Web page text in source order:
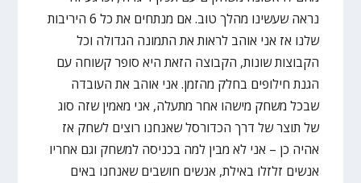
נראה שעשינו מהלך טוב. אם מנתחים את כל 6 היריבות
שלנו אז אני אוהב לראות את התמונה הגדולה וכל
הקבוצות שונות, הקבוצה הזאת היא סופר קשוחה עם
הגנת חילופים בחלק מהזמן. אני אוהב את העובדה
שבכל משחק מישהו אחר מתעלה, אני מאמין שזה סוג
של תוצר של דרך הכדורסל שאנחנו רוצים לשחק אז
אהיה כן – אני לא מבין למה בכניסה למשחק וגם אחריו
אנשים זלזלו באילת, אנשים חושבים שאנחנו באים